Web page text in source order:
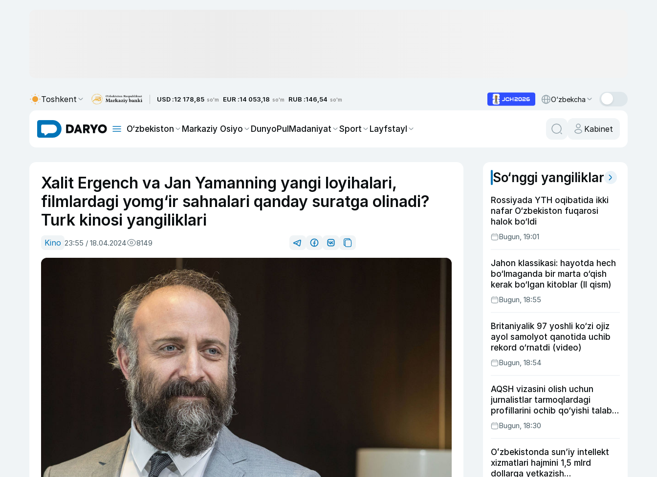
Toshkent USD :12 178,85 so'm EUR :14 053,18 so'm RUB :146,54 so'm O‘zbekcha
O‘zbekiston Markaziy Osiyo DunyoPulMadaniyat Sport Layfstayl Kabinet
Xalit Ergench va Jan Yamanning yangi loyihalari,
filmlardagi yomg‘ir sahnalari qanday suratga olinadi?
Turk kinosi yangiliklari
Kino 23:55 / 18.04.2024 8149
So‘nggi yangiliklar
Rossiyada YTH oqibatida ikki
nafar O‘zbekiston fuqarosi
halok bo‘ldi
Bugun, 19:01
Jahon klassikasi: hayotda hech
bo‘lmaganda bir marta o‘qish
kerak bo‘lgan kitoblar (II qism)
Bugun, 18:55
Britaniyalik 97 yoshli ko‘zi ojiz
ayol samolyot qanotida uchib
rekord o‘rnatdi (video)
Bugun, 18:54
AQSH vizasini olish uchun
jurnalistlar tarmoqlardagi
profillarini ochib qo‘yishi talab
etilishi mumkin
Bugun, 18:30
Oʻzbekistonda sunʼiy intellekt
xizmatlari hajmini 1,5 mlrd
dollarga yetkazish